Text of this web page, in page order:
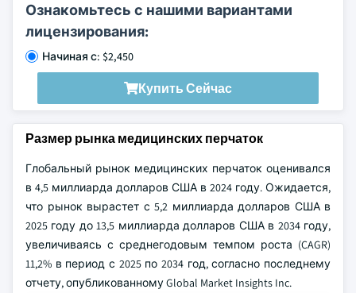
Ознакомьтесь с нашими вариантами
лицензирования:
Начиная с: $2,450
Купить Сейчас
Размер рынка медицинских перчаток
Глобальный рынок медицинских перчаток оценивался
в 4,5 миллиарда долларов США в 2024 году. Ожидается,
что рынок вырастет с 5,2 миллиарда долларов США в
2025 году до 13,5 миллиарда долларов США в 2034 году,
увеличиваясь с среднегодовым темпом роста (CAGR)
11,2% в период с 2025 по 2034 год, согласно последнему
отчету, опубликованному Global Market Insights Inc.